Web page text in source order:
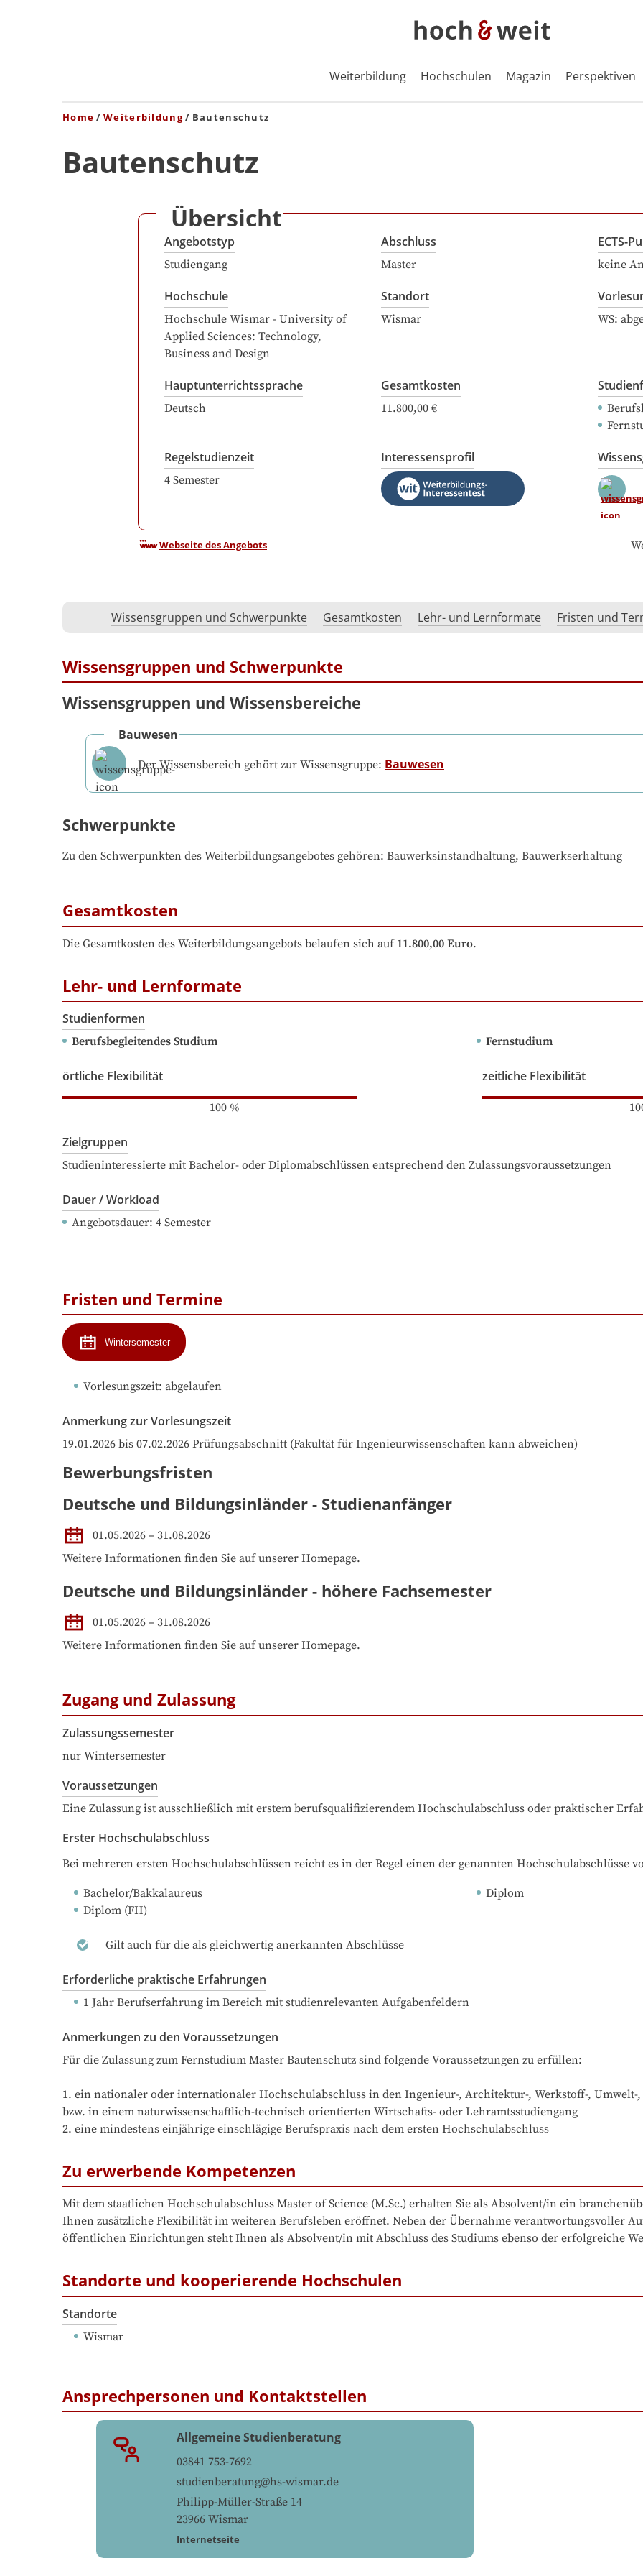
Weiterbildung Hochschulen Magazin Perspektiven
Home Weiterbildung Bautenschutz
Bautenschutz
Übersicht
Angebotstyp
Studiengang
Abschluss
Master
ECTS-
keine
Hochschule
Hochschule Wismar - University of
Applied Sciences: Technology,
Business and Design
Standort
Wismar WS:
Hauptunterrichtssprache
Deutsch
Gesamtkosten
11.800,00 €
Regelstudienzeit
4 Semester
Interessensprofil
Webseite des Angebots
Wissensgruppen und Schwerpunkte Gesamtkosten Lehr- und Lernformate Fristen und
Wissensgruppen und Schwerpunkte
Wissensgruppen und Wissensbereiche
Bauwesen
Der Wissensbereich gehört zur Wissensgruppe: Bauwesen
Schwerpunkte
Zu den Schwerpunkten des Weiterbildungsangebotes gehören: Bauwerksinstandhaltung, Bauwerkserhaltung
Gesamtkosten
Die Gesamtkosten des Weiterbildungsangebots belaufen sich auf 11.800,00 Euro.
Lehr- und Lernformate
Studienformen
Berufsbegleitendes Studium Fernstudium
örtliche Flexibilität
100%
zeitliche Flexibilität
Zielgruppen
Studieninteressierte mit Bachelor- oder Diplomabschlüssen entsprechend den Zulassungsvoraussetzungen
Dauer / Workload
Angebotsdauer: 4 Semester
Fristen und Termine
Wintersemester
Vorlesungszeit: abgelaufen
Anmerkung zur Vorlesungszeit
19.01.2026 bis 07.02.2026 Prüfungsabschnitt (Fakultät für Ingenieurwissenschaften kann abweichen)
Bewerbungsfristen
Deutsche und Bildungsinländer - Studienanfänger
01.05.2026 – 31.08.2026
Weitere Informationen finden Sie auf unserer Homepage.
Deutsche und Bildungsinländer - höhere Fachsemester
01.05.2026 – 31.08.2026
Weitere Informationen finden Sie auf unserer Homepage.
Zugang und Zulassung
Zulassungssemester
nur Wintersemester
Voraussetzungen
Eine Zulassung ist ausschließlich mit erstem berufsqualifizierendem Hochschulabschluss oder praktischer
Erster Hochschulabschluss
Bei mehreren ersten Hochschulabschlüssen reicht es in der Regel einen der genannten Hochschulabschlüsse
Bachelor/Bakkalaureus
Diplom
Diplom (FH)
Gilt auch für die als gleichwertig anerkannten Abschlüsse
Erforderliche praktische Erfahrungen
1 Jahr Berufserfahrung im Bereich mit studienrelevanten Aufgabenfeldern
Anmerkungen zu den Voraussetzungen
Für die Zulassung zum Fernstudium Master Bautenschutz sind folgende Voraussetzungen zu erfüllen:
1. ein nationaler oder internationaler Hochschulabschluss in den Ingenieur-, Architektur-, Werkstoff-, Umwelt-
bzw. in einem naturwissenschaftlich-technisch orientierten Wirtschafts- oder Lehramtsstudiengang
2. eine mindestens einjährige einschlägige Berufspraxis nach dem ersten Hochschulabschluss
Zu erwerbende Kompetenzen
Mit dem staatlichen Hochschulabschluss Master of Science (M.Sc.) erhalten Sie als Absolvent/in ein
Ihnen zusätzliche Flexibilität im weiteren Berufsleben eröffnet. Neben der Übernahme verantwortungsvoller
öffentlichen Einrichtungen steht Ihnen als Absolvent/in mit Abschluss des Studiums ebenso der erfolgreiche
Standorte und kooperierende Hochschulen
Standorte
Wismar
Ansprechpersonen und Kontaktstellen
Allgemeine Studienberatung
03841 753-7692
studienberatung@hs-wismar.de
Philipp-Müller-Straße 14
23966 Wismar
Internetseite